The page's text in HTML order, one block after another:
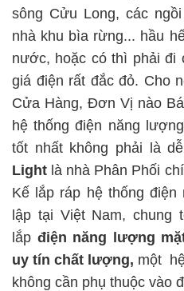
sông Cửu Long, các
nhà khu bìa rừng... hầu
nước, hoặc có thì phải đi
giá điện rất đắc đỏ. Cho
Cửa Hàng, Đơn Vị nào
hệ thống điện năng
tốt nhất không phải là
Light là nhà Phân Phối
Kế lắp ráp hệ thống
lập tại Việt Nam, chung
lắp điện năng lượng
uy tín chất lượng, một
không cần phụ thuộc vào